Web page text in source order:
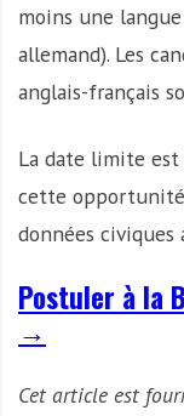
moins une
allemand). Les
anglais-français
La date limite est
cette opportunité
données civiques
Postuler à la
→
Cet article est